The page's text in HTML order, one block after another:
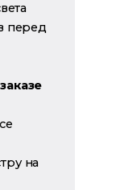
перед
на